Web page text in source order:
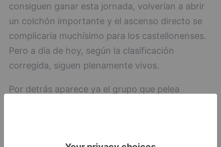
consiguen ganar esta jornada, volverían a abrir
un colchón importante y el ascenso directo se
complicaría muchísimo para los castellonenses.
Pero a día de hoy, según la clasificación
corregida, siguen plenamente vivos.
Por detrás aparece ya el grupo que pelea